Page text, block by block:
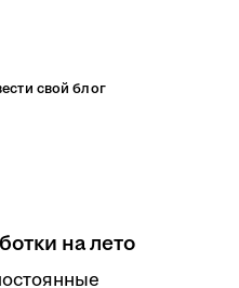
свой блог
на лето